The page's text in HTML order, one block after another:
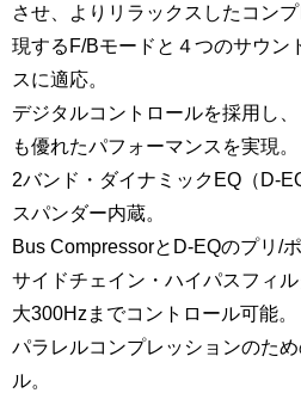
させ、よりリラックスしたコン
現するF/Bモードと４つのサウン
スに適応。
デジタルコントロールを採用し
も優れたパフォーマンスを実現。
2バンド・ダイナミックEQ（D-
スパンダー内蔵。
Bus CompressorとD-EQのプリ/
サイドチェイン・ハイパスフィ
大300Hzまでコントロール可能。
パラレルコンプレッションのた
ル。